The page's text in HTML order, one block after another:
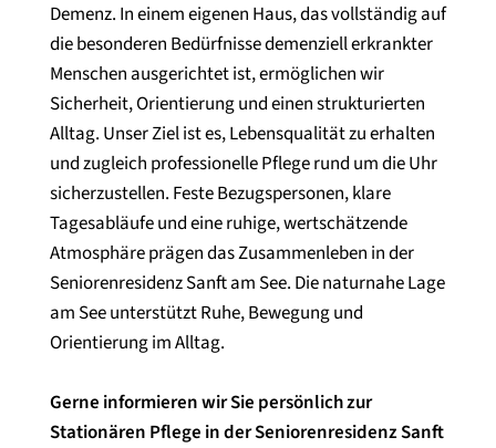
Demenz. In einem eigenen Haus, das vollständig auf
die besonderen Bedürfnisse demenziell erkrankter
Menschen ausgerichtet ist, ermöglichen wir
Sicherheit, Orientierung und einen strukturierten
Alltag. Unser Ziel ist es, Lebensqualität zu erhalten
und zugleich professionelle Pflege rund um die Uhr
sicherzustellen. Feste Bezugspersonen, klare
Tagesabläufe und eine ruhige, wertschätzende
Atmosphäre prägen das Zusammenleben in der
Seniorenresidenz Sanft am See. Die naturnahe Lage
am See unterstützt Ruhe, Bewegung und
Orientierung im Alltag.
Gerne informieren wir Sie persönlich zur
Stationären Pflege in der Seniorenresidenz Sanft